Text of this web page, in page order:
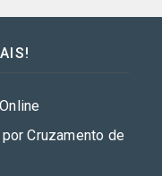
Cruzamento de